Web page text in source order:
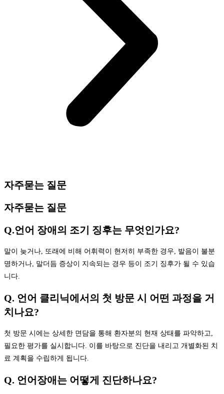
자주묻는 질문
자주묻는 질문
Q.언어 장애의 조기 징후는 무엇인가요?
말이 늦거나, 또래에 비해 어휘력이 현저히 부족한 경우, 발음이 불분
명하거나, 말더듬 증상이 지속되는 경우 등이 조기 징후가 될 수 있습
니다.
Q. 언어 클리닉에서의 첫 방문 시 어떤 과정을 거
치나요?
첫 방문 시에는 상세한 면담을 통해 환자분의 현재 상태를 파악하고,
필요한 평가를 실시합니다. 이를 바탕으로 진단을 내리고 개별화된 치
료 계획을 수립하게 됩니다.
Q. 언어장애는 어떻게 진단하나요?